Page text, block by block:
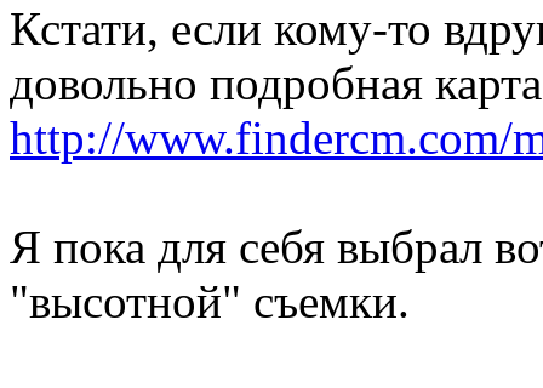
Кстати, если кому-то
довольно подробная
http://www.findercm.com/
Я пока для себя выбрал
"высотной" съемки.